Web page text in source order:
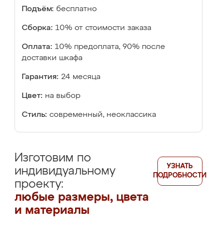
Подъём: бесплатно
Сборка: 10% от стоимости заказа
Оплата: 10% предоплата, 90% после
доставки шкафа
Гарантия: 24 месяца
Цвет: на выбор
Стиль: современный, неоклассика
Изготовим по
индивидуальному
проекту:
любые размеры, цвета
и материалы
УЗНАТЬ
ПОДРОБНОСТИ